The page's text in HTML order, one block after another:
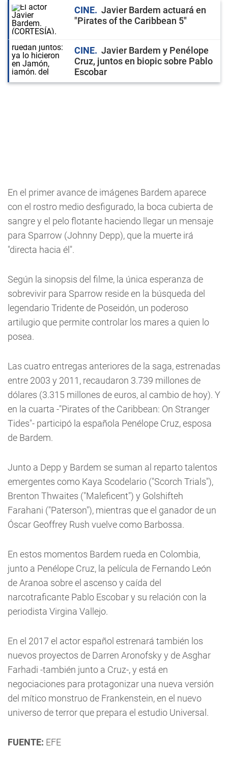
CINE
Javier Bardem actuará en
"Pirates of the Caribbean 5"
CINE
Javier Bardem y Penélope
Cruz, juntos en biopic sobre Pablo
Escobar
En el primer avance de imágenes Bardem aparece
con el rostro medio desfigurado, la boca cubierta de
sangre y el pelo flotante haciendo llegar un mensaje
para Sparrow (Johnny Depp), que la muerte irá
"directa hacia él".
Según la sinopsis del filme, la única esperanza de
sobrevivir para Sparrow reside en la búsqueda del
legendario Tridente de Poseidón, un poderoso
artilugio que permite controlar los mares a quien lo
posea.
Las cuatro entregas anteriores de la saga, estrenadas
entre 2003 y 2011, recaudaron 3.739 millones de
dólares (3.315 millones de euros, al cambio de hoy). Y
en la cuarta -"Pirates of the Caribbean: On Stranger
Tides"- participó la española Penélope Cruz, esposa
de Bardem.
Junto a Depp y Bardem se suman al reparto talentos
emergentes como Kaya Scodelario ("Scorch Trials"),
Brenton Thwaites ("Maleficent") y Golshifteh
Farahani ("Paterson"), mientras que el ganador de un
Óscar Geoffrey Rush vuelve como Barbossa.
En estos momentos Bardem rueda en Colombia,
junto a Penélope Cruz, la película de Fernando León
de Aranoa sobre el ascenso y caída del
narcotraficante Pablo Escobar y su relación con la
periodista Virgina Vallejo.
En el 2017 el actor español estrenará también los
nuevos proyectos de Darren Aronofsky y de Asghar
Farhadi -también junto a Cruz-, y está en
negociaciones para protagonizar una nueva versión
del mítico monstruo de Frankenstein, en el nuevo
universo de terror que prepara el estudio Universal.
FUENTE: EFE